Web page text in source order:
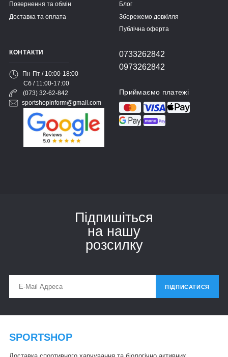
Повернення та обмін
Доставка та оплата
Блог
Збережемо довкілля
Публічна оферта
КОНТАКТИ
Пн-Пт / 10:00-18:00
Сб / 11:00-17:00
(073) 32-62-842
sportshopinform@gmail.com
0733262842
0973262842
Приймаємо платежі
Підпишіться
на нашу
розсилку
ПІДПИСАТИСЯ
SPORTSHOP